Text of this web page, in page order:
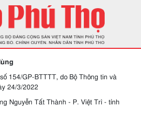
154/GP-BTTTT, do Bộ Thông tin và
24/3/2022
Nguyễn Tất Thành - P. Việt Trì - tỉnh